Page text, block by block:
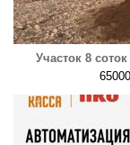
Участок 8